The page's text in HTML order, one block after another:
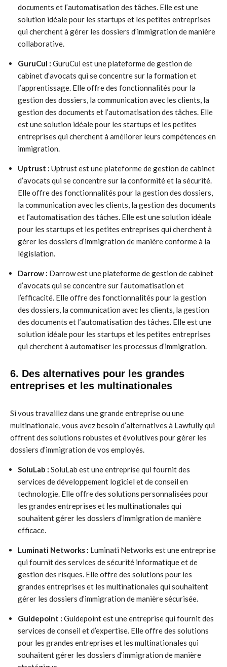
documents et l’automatisation des tâches. Elle est une
solution idéale pour les startups et les petites entreprises
qui cherchent à gérer les dossiers d’immigration de manière
collaborative.
GuruCul : GuruCul est une plateforme de gestion de
cabinet d’avocats qui se concentre sur la formation et
l’apprentissage. Elle offre des fonctionnalités pour la
gestion des dossiers, la communication avec les clients, la
gestion des documents et l’automatisation des tâches. Elle
est une solution idéale pour les startups et les petites
entreprises qui cherchent à améliorer leurs compétences en
immigration.
Uptrust : Uptrust est une plateforme de gestion de cabinet
d’avocats qui se concentre sur la conformité et la sécurité.
Elle offre des fonctionnalités pour la gestion des dossiers,
la communication avec les clients, la gestion des documents
et l’automatisation des tâches. Elle est une solution idéale
pour les startups et les petites entreprises qui cherchent à
gérer les dossiers d’immigration de manière conforme à la
législation.
Darrow : Darrow est une plateforme de gestion de cabinet
d’avocats qui se concentre sur l’automatisation et
l’efficacité. Elle offre des fonctionnalités pour la gestion
des dossiers, la communication avec les clients, la gestion
des documents et l’automatisation des tâches. Elle est une
solution idéale pour les startups et les petites entreprises
qui cherchent à automatiser les processus d’immigration.
6. Des alternatives pour les grandes
entreprises et les multinationales
Si vous travaillez dans une grande entreprise ou une
multinationale, vous avez besoin d’alternatives à Lawfully qui
offrent des solutions robustes et évolutives pour gérer les
dossiers d’immigration de vos employés.
SoluLab : SoluLab est une entreprise qui fournit des
services de développement logiciel et de conseil en
technologie. Elle offre des solutions personnalisées pour
les grandes entreprises et les multinationales qui
souhaitent gérer les dossiers d’immigration de manière
efficace.
Luminati Networks : Luminati Networks est une entreprise
qui fournit des services de sécurité informatique et de
gestion des risques. Elle offre des solutions pour les
grandes entreprises et les multinationales qui souhaitent
gérer les dossiers d’immigration de manière sécurisée.
Guidepoint : Guidepoint est une entreprise qui fournit des
services de conseil et d’expertise. Elle offre des solutions
pour les grandes entreprises et les multinationales qui
souhaitent gérer les dossiers d’immigration de manière